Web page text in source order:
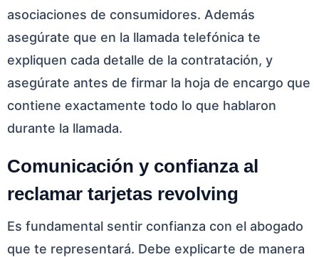
asociaciones de consumidores. Además
asegúrate que en la llamada telefónica te
expliquen cada detalle de la contratación, y
asegúrate antes de firmar la hoja de encargo que
contiene exactamente todo lo que hablaron
durante la llamada.
Comunicación y confianza al
reclamar tarjetas revolving
Es fundamental sentir confianza con el abogado
que te representará. Debe explicarte de manera